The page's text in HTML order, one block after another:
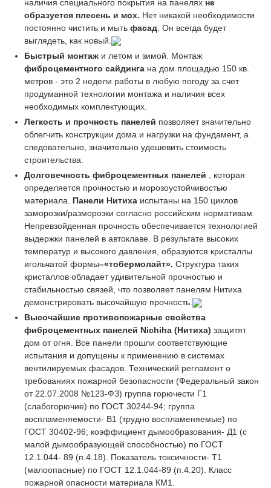
наличия специального покрытия на панелях не
образуется плесень и мох. Нет никакой необходимости
постоянно чистить и мыть фасад . Он всегда будет
выглядеть, как новый.
Быстрый монтаж и летом и зимой. Монтаж
фиброцементного сайдинга на дом площадью 150 кв.
метров - это 2 недели работы в любую погоду за счет
продуманной технологии монтажа и наличия всех
необходимых комплектующих.
Легкость и прочность панелей позволяет значительно
облегчить конструкции дома и нагрузки на фундамент, а
следовательно, значительно удешевить стоимость
строительства.
Долговечность фиброцементных панелей
, которая
определяется прочностью и морозоустойчивостью
материала. Панели Нитиха испытаны на 150 циклов
заморозки/разморозки согласно российским нормативам.
Непревзойденная прочность обеспечивается технологией
выдержки панелей в автоклаве. В результате высоких
температур и высокого давления, образуются кристаллы
игольчатой формы–«тобермолайт». Структура таких
кристаллов обладает удивительной прочностью и
стабильностью связей, что позволяет панелям Нитиха
демонстрировать высочайшую прочность.
Высочайшие противопожарные свойства
фиброцементных панелей Nichiha (Нитиха) защитят
дом от огня. Все панели прошли соответствующие
испытания и допущены к применению в системах
вентилируемых фасадов. Технический регламент о
требованиях пожарной безопасности (Федеральный закон
от 22.07.2008 №123-ФЗ) группа горючести Г1
(слабогорючие) по ГОСТ 30244-94; группа
воспламеняемости- В1 (трудно воспламеняемые) по
ГОСТ 30402-96; коэффициент дымообразования- Д1 (с
малой дымообразующей способностью) по ГОСТ
12.1.044- 89 (п.4.18). Показатель токсичности- Т1
(малоопасные) по ГОСТ 12.1.044-89 (п.4.20). Класс
пожарной опасности материала КМ1.